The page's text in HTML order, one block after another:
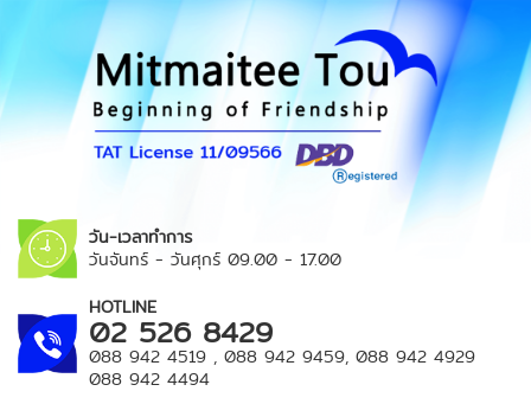
วัน-เวลาทำการ
วันจันทร์ - วันศุกร์ 09.00 - 17.00
HOTLINE
02 526 8429
088 942 4519 , 088 942 9459, 088 942 4929
088 942 4494